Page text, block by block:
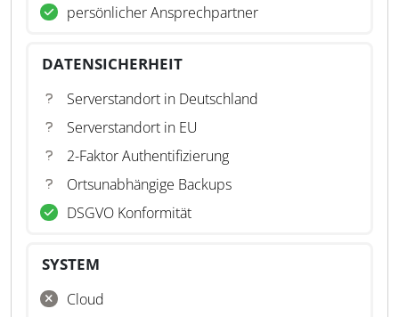
persönlicher Ansprechpartner
DATENSICHERHEIT
Serverstandort in Deutschland
Serverstandort in EU
2-Faktor Authentifizierung
Ortsunabhängige Backups
DSGVO Konformität
SYSTEM
Cloud